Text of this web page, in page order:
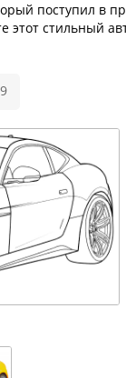
поступил в
этот стильный